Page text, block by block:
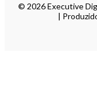
© 2026 Executive
|